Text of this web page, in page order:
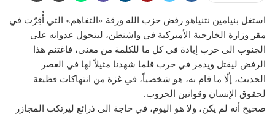
استغل بنيامين نتنياهو رفض حزب الله ورقة «التفاهم» التي أُقِرّت في
مقر وزارة الخارجية الأميركية في واشنطن، ليتحول عدوانه على
الجنوب الى حرب إبادة في كل ما للكلمة من معنى، فاغتنم هذا
الرفض ليقتل ويدمر في حرب قلما شهدنا مثيلاً لها في العصر
الحديث، إلّا ما قام به، هو شخصياً، في غزة من انتهاكات فظيعة
لحقوق الإنسان وقوانين الحروب.
صحيح أنه لم يكن، ولا هو اليوم، في حاجة الى ذرائع ليرتكب المجازر